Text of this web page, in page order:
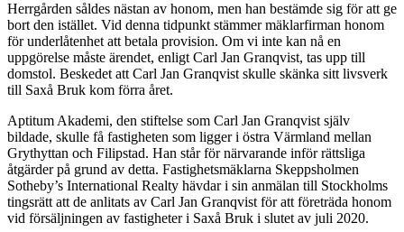
Herrgården såldes nästan av honom, men han bestämde sig för att ge
bort den istället. Vid denna tidpunkt stämmer mäklarfirman honom
för underlåtenhet att betala provision. Om vi inte kan nå en
uppgörelse måste ärendet, enligt Carl Jan Granqvist, tas upp till
domstol. Beskedet att Carl Jan Granqvist skulle skänka sitt livsverk
till Saxå Bruk kom förra året.
Aptitum Akademi, den stiftelse som Carl Jan Granqvist själv
bildade, skulle få fastigheten som ligger i östra Värmland mellan
Grythyttan och Filipstad. Han står för närvarande inför rättsliga
åtgärder på grund av detta. Fastighetsmäklarna Skeppsholmen
Sotheby’s International Realty hävdar i sin anmälan till Stockholms
tingsrätt att de anlitats av Carl Jan Granqvist för att företräda honom
vid försäljningen av fastigheter i Saxå Bruk i slutet av juli 2020.